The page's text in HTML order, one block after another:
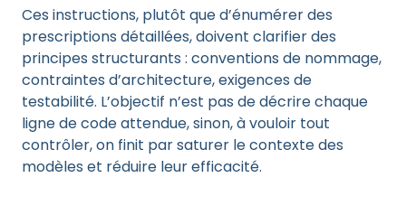
Ces instructions, plutôt que d’énumérer des
prescriptions détaillées, doivent clarifier des
principes structurants : conventions de nommage,
contraintes d’architecture, exigences de
testabilité. L’objectif n’est pas de décrire chaque
ligne de code attendue, sinon, à vouloir tout
contrôler, on finit par saturer le contexte des
modèles et réduire leur efficacité.